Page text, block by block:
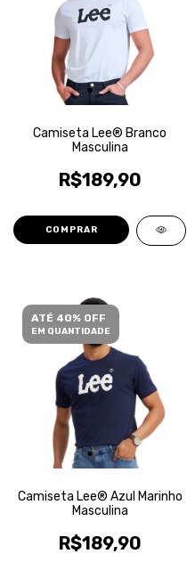
Camiseta Lee® Branco
Masculina
R$189,90
COMPRAR
ATÉ 40% OFF
EM QUANTIDADE
Camiseta Lee® Azul Marinho
Masculina
R$189,90